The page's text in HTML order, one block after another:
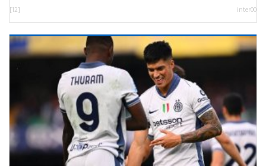
[12] inter00